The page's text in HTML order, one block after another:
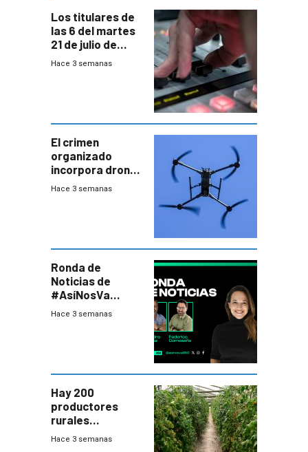
Los titulares de
las 6 del martes
21 de julio de
2026
Hace 3 semanas
El crimen
organizado
incorpora drones
y abre un nuevo
Hace 3 semanas
Ronda de
Noticias de
#AsíNosVa
(20/7/26)
Hace 3 semanas
Hay 200
productores
rurales
afectados tras
Hace 3 semanas